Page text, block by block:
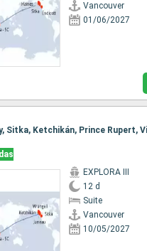
Vancouver
01/06/2027
EXPLORA III
12 d
Suite
Vancouver
10/05/2027